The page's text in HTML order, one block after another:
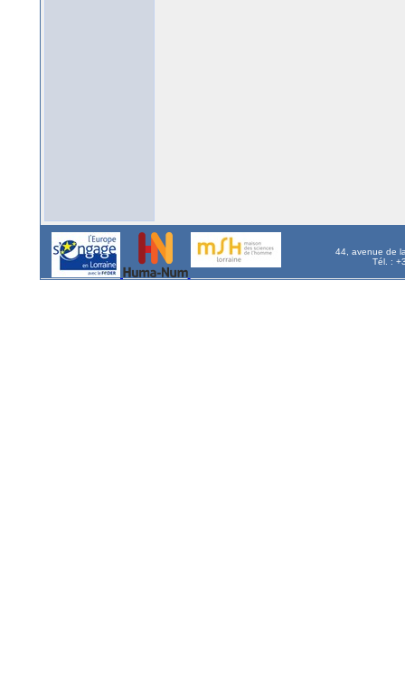
44, avenue de
Tél. :